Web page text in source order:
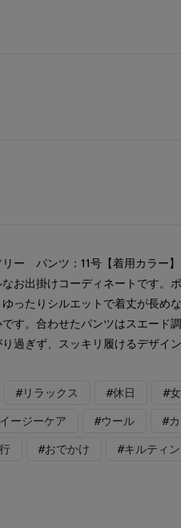
リー パンツ：11号【着用カラー
お出掛けコーディネートです。
ったりシルエットで着丈が長め
す。合わせたパンツはスエード
過ぎず、スッキリ履けるデザイン
#リラックス #休日 #
ージーケア #ウール #
#おでかけ #キルティ